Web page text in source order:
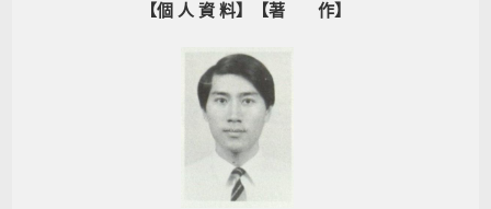
【個 人 資 料】
【著 作】